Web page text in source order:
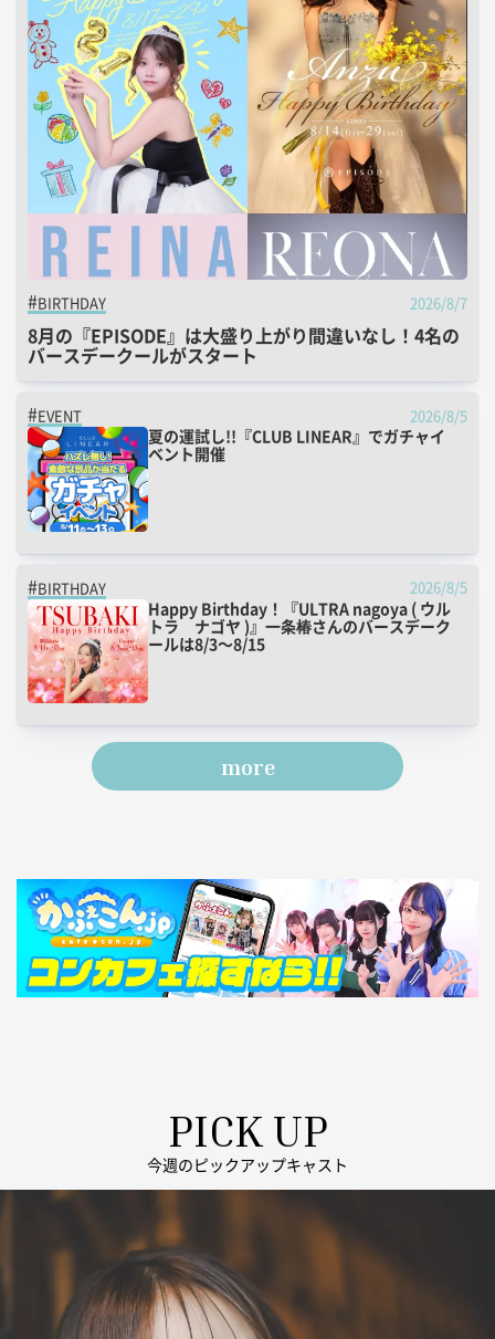
BIRTHDAY 2026/8/7
8月の『EPISODE』は大盛り上がり間違いなし！4名の
バースデークールがスタート
EVENT 2026/8/5
夏の運試し!!『CLUB LINEAR』でガチャイ
ベント開催
BIRTHDAY 2026/8/5
Happy Birthday！『ULTRA nagoya ( ウル
トラ ナゴヤ )』一条椿さんのバースデーク
ールは8/3～8/15
more
PICK UP
今週のピックアップキャスト